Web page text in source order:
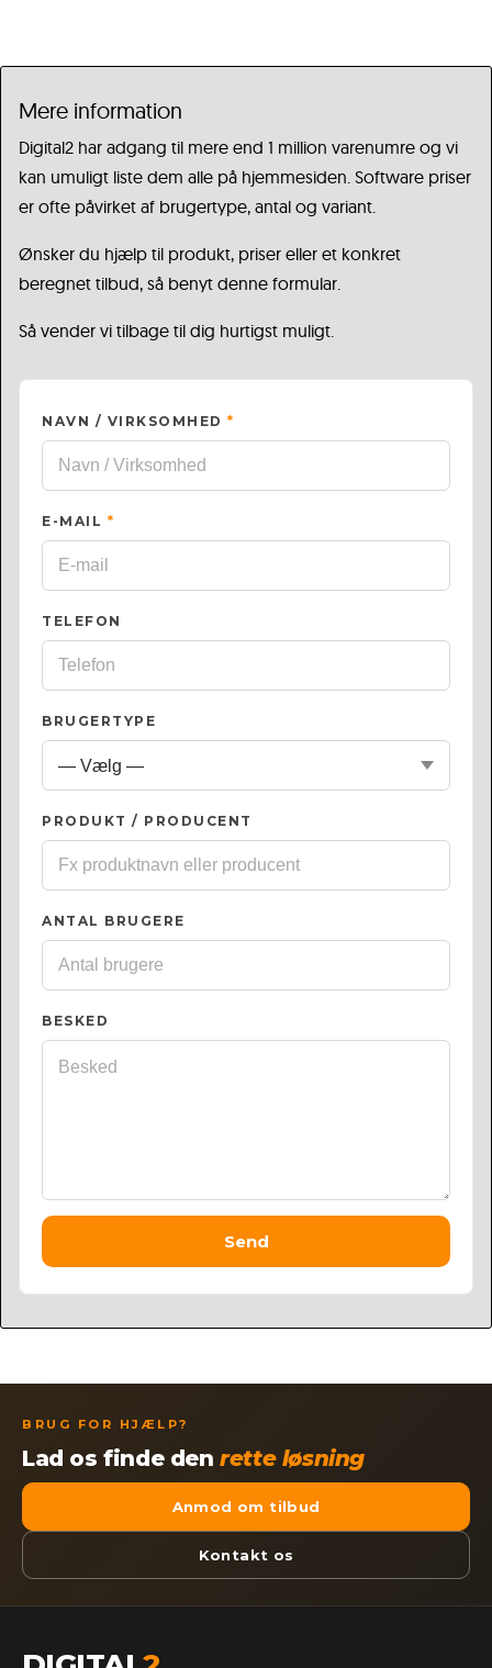
Mere information
Digital2 har adgang til mere end 1 million varenumre og vi
kan umuligt liste dem alle på hjemmesiden. Software priser
er ofte påvirket af brugertype, antal og variant.
Ønsker du hjælp til produkt, priser eller et konkret
beregnet tilbud, så benyt denne formular.
Så vender vi tilbage til dig hurtigst muligt.
NAVN / VIRKSOMHED *
E-MAIL *
TELEFON
BRUGERTYPE
PRODUKT / PRODUCENT
ANTAL BRUGERE
BESKED
Send
BRUG FOR HJÆLP?
Lad os finde denrette løsning
Anmod om tilbud
Kontakt os